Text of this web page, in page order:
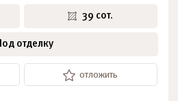
39 сот.
Под отделку
отложить